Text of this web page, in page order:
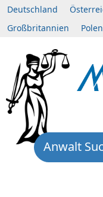
Deutschland
Großbritannien
Polen
Anwalt